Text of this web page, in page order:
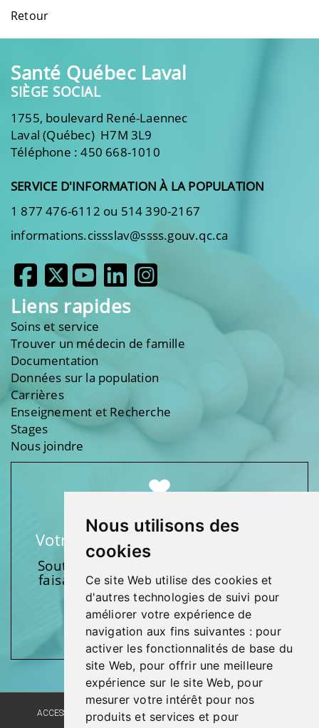
Nous utilisons des
cookies
Ce site Web utilise des cookies et
d'autres technologies de suivi pour
améliorer votre expérience de
navigation aux fins suivantes : pour
activer les fonctionnalités de base du
site Web, pour offrir une meilleure
expérience sur le site Web, pour
mesurer votre intérêt pour nos
produits et services et pour
Retour
Santé Québec Laval
SIÈGE SOCIAL
1755, boulevard René-Laennec
Laval (Québec) H7M 3L9
Téléphone : 450 668-1010
SERVICE D'INFORMATION À LA POPULATION
1 877 476-6112 ou 514 390-2167
informations.cissslav@ssss.gouv.qc.ca
Liens rapides
Soins et service
Trouver un médecin de famille
Documentation
Données sur la population
Carrières
Enseignement et Recherche
Stages
Nous joindre
Votre soutien fait une différence
Soutenez l’une de nos fondations en
faisant un don et en participant aux
activités.
Donnez généreusement!
ACCESSIBILITÉ PLAN DU SITE POLITIQUE LINGUISTIQUE